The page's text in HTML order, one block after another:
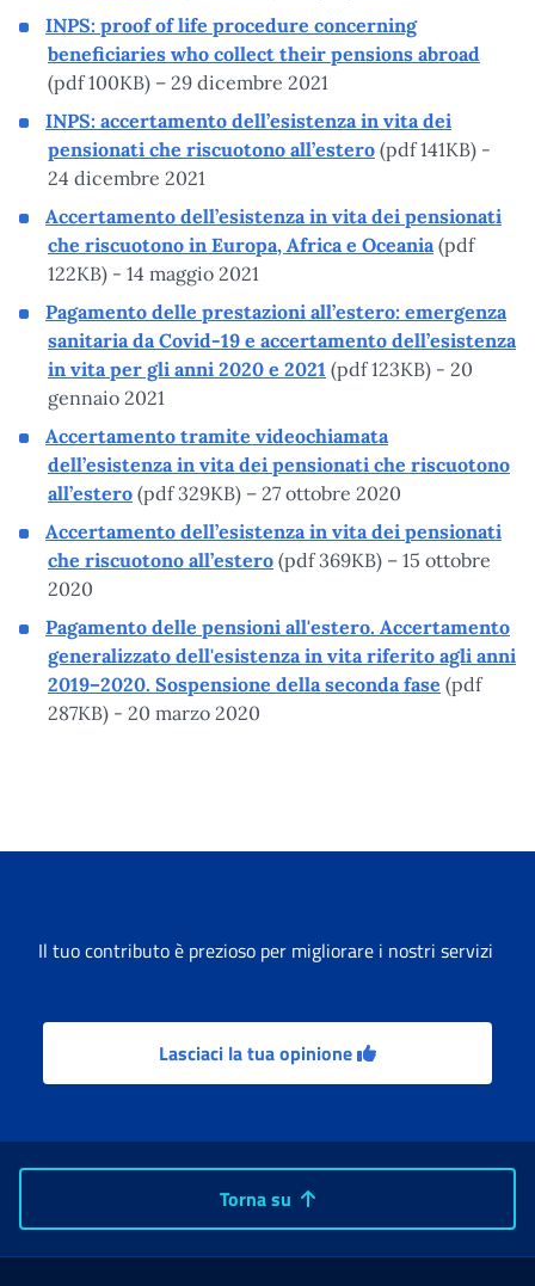
INPS: proof of life procedure concerning
beneficiaries who collect their pensions abroad
(pdf 100KB) – 29 dicembre 2021
INPS: accertamento dell’esistenza in vita dei
pensionati che riscuotono all’estero (pdf 141KB) -
24 dicembre 2021
Accertamento dell’esistenza in vita dei pensionati
che riscuotono in Europa, Africa e Oceania (pdf
122KB) - 14 maggio 2021
Pagamento delle prestazioni all’estero: emergenza
sanitaria da Covid-19 e accertamento dell’esistenza
in vita per gli anni 2020 e 2021 (pdf 123KB) - 20
gennaio 2021
Accertamento tramite videochiamata
dell’esistenza in vita dei pensionati che riscuotono
all’estero (pdf 329KB) – 27 ottobre 2020
Accertamento dell’esistenza in vita dei pensionati
che riscuotono all’estero (pdf 369KB) – 15 ottobre
2020
Pagamento delle pensioni all'estero. Accertamento
generalizzato dell'esistenza in vita riferito agli anni
2019–2020. Sospensione della seconda fase (pdf
287KB) - 20 marzo 2020
Il tuo contributo è prezioso per migliorare i nostri servizi
Lasciaci la tua opinione
Torna su